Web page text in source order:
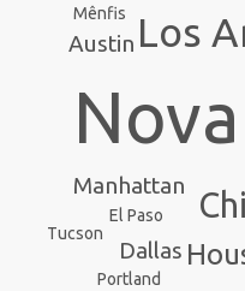
Los
Manhattan
Dallas
Austin
El Paso
Mênfis
Portland
Tucson